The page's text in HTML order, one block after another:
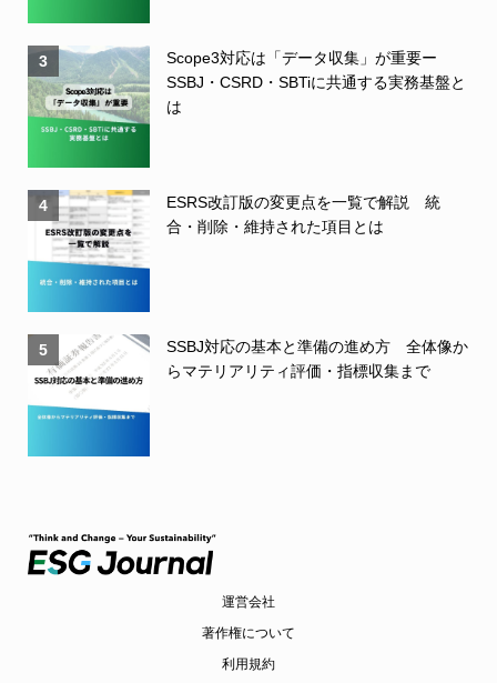
3
Scope3対応は「データ収集」が重要ー
SSBJ・CSRD・SBTiに共通する実務基盤と
は
4
ESRS改訂版の変更点を一覧で解説 統
合・削除・維持された項目とは
5
SSBJ対応の基本と準備の進め方 全体像か
らマテリアリティ評価・指標収集まで
運営会社
著作権について
利用規約